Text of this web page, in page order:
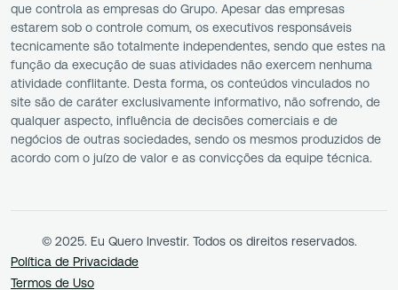
que controla as empresas do Grupo. Apesar das empresas
estarem sob o controle comum, os executivos responsáveis
tecnicamente são totalmente independentes, sendo que estes na
função da execução de suas atividades não exercem nenhuma
atividade conflitante. Desta forma, os conteúdos vinculados no
site são de caráter exclusivamente informativo, não sofrendo, de
qualquer aspecto, influência de decisões comerciais e de
negócios de outras sociedades, sendo os mesmos produzidos de
acordo com o juízo de valor e as convicções da equipe técnica.
© 2025. Eu Quero Investir. Todos os direitos reservados.
Política de Privacidade
Termos de Uso